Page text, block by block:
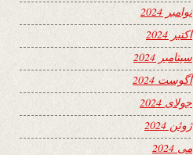
نوامبر 2024
اکتبر 2024
سپتامبر 2024
آگوست 2024
جولای 2024
ژوئن 2024
می 2024